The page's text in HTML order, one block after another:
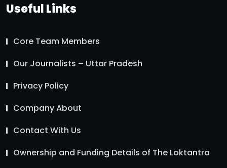
Useful Links
Core Team Members
Our Journalists – Uttar Pradesh
Privacy Policy
Company About
Contact With Us
Ownership and Funding Details of The Loktantra